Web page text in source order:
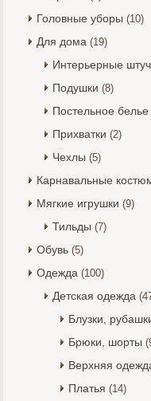
Головные уборы (10)
Для дома (19)
Интерьерные
Подушки (8)
Постельное белье
Прихватки (2)
Чехлы (5)
Карнавальные
Мягкие игрушки (9)
Тильды (7)
Обувь (5)
Одежда (100)
Детская одежда
Блузки,
Брюки, шорты
Верхняя
Платья (14)